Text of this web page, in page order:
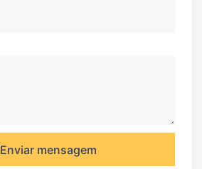
Enviar mensagem